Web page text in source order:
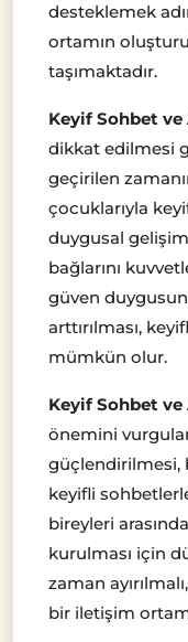
desteklemek
ortamın
taşımaktadır.
Keyif Sohbet ve
dikkat edilmesi
geçirilen
çocuklarıyla
duygusal
bağlarını
güven
arttırılması,
mümkün olur.
Keyif Sohbet ve
önemini
güçlendirilmesi,
keyifli
bireyleri
kurulması için
zaman
bir iletişim